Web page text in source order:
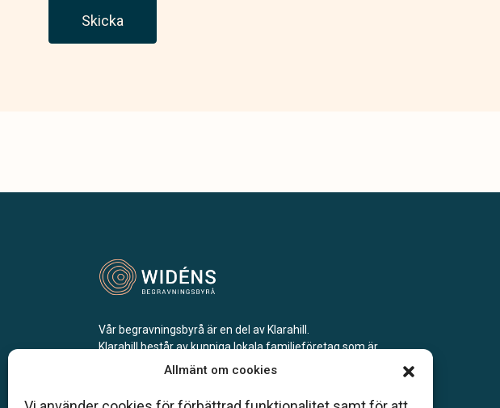
Allmänt om cookies
Skicka
Vår begravningsbyrå är en del av Klarahill.
Klarahill består av kunniga lokala familjeföretag som är
auktoriserade inom Sveriges begravningsbyråers
när det gäller bemötande och när vi utformar